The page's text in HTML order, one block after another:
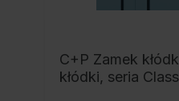
C+P Zamek
kłódki, seria